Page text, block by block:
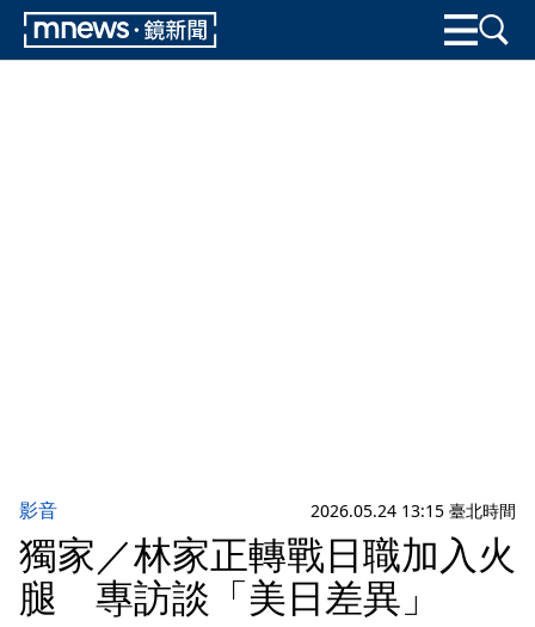
影音 2026.05.24 13:15 臺北時間
獨家／林家正轉戰日職加入火
腿 專訪談「美日差異」